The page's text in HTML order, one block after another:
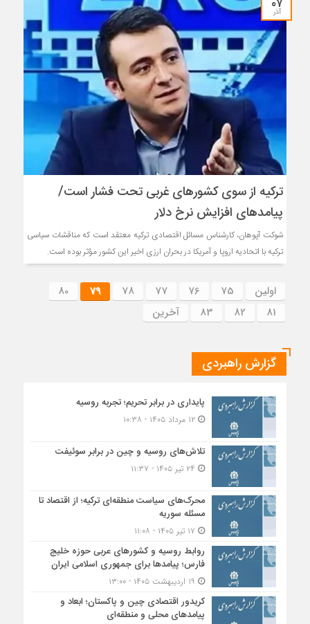
آذر
ترکیه از سوی کشورهای غربی تحت فشار است/
پیامدهای افزایش نرخ دلار
شوکت آپوهان، کارشناس مسائل اقتصادی ترکیه معتقد است که مناقشات سیاسی
ترکیه با اتحادیه اروپا و آمریکا در بحران ارزی اخیر این کشور مؤثر بوده است.
اولین 75
76
77
78
79
80
81
82
83 آخرین
گزارش راهبردی
پایداری در برابر تحریم؛ تجربه روسیه
۱۲ مرداد ۱۴۰۵ - ۱۰:۳۸
تلاش‌های روسیه و چین در برابر سوئیفت
محرک‌های سیاست منطقه‌‎ای ترکیه؛ از اقتصاد تا
مسئله سوریه
روابط روسیه و کشورهای عربی حوزه خلیج
فارس؛ پیامدها برای جمهوری اسلامی ایران
کریدور اقتصادی چین و پاکستان؛ ابعاد و
پیامدهای محلی و منطقه‌ای